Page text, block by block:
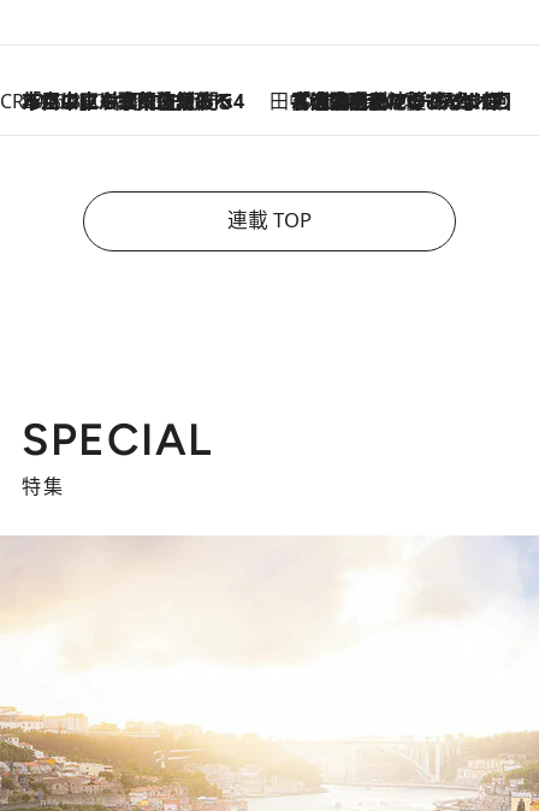
CREA'S CHOICE
2026.8.7
「立川にも歌舞伎があるんだよ」 片岡仁左衛門・市川中車ら豪華座組みで4年目の立川立飛歌舞伎へ 田中稲の勝手に再ブーム
2026.8.7
「湘南乃風に憧れて」観客大盛上がりの“タオル回し”に、ラッパー顔負けの高速歌唱まで…さだまさし（74）のアグレッシブすぎる現在地
連載 TOP
SPECIAL
特集